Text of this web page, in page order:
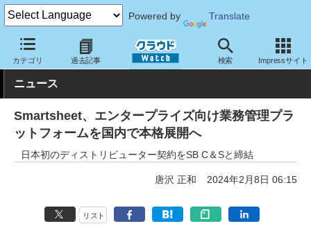
Powered by Translate
カテゴリ 過去記事 検索 Impressサイト
クラウド Watch サービス・ソフト サービス 業務関連
ニュース
Smartsheet、エンタープライズ向け業務管理プラ
ットフォームを国内で本格展開へ
日本初のディストリビューター契約をSB C＆Sと締結
唐沢 正和 2024年2月8日 06:15
リスト